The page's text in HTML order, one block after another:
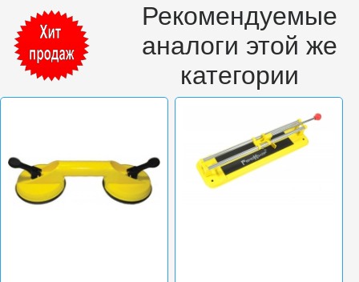
Рекомендуемые
аналоги этой же
категории